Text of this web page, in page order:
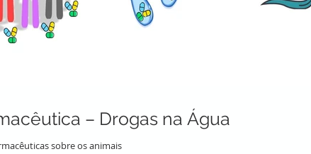
– Drogas na Água
sobre os animais